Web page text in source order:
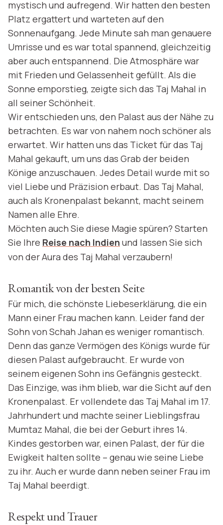
mystisch und aufregend. Wir hatten den besten
Platz ergattert und warteten auf den
Sonnenaufgang. Jede Minute sah man genauere
Umrisse und es war total spannend, gleichzeitig
aber auch entspannend. Die Atmosphäre war
mit Frieden und Gelassenheit gefüllt. Als die
Sonne emporstieg, zeigte sich das Taj Mahal in
all seiner Schönheit.
Wir entschieden uns, den Palast aus der Nähe zu
betrachten. Es war von nahem noch schöner als
erwartet. Wir hatten uns das Ticket für das Taj
Mahal gekauft, um uns das Grab der beiden
Könige anzuschauen. Jedes Detail wurde mit so
viel Liebe und Präzision erbaut. Das Taj Mahal,
auch als Kronenpalast bekannt, macht seinem
Namen alle Ehre.
Möchten auch Sie diese Magie spüren? Starten
Sie Ihre Reise nach Indien und lassen Sie sich
von der Aura des Taj Mahal verzaubern!
Romantik von der besten Seite
Für mich, die schönste Liebeserklärung, die ein
Mann einer Frau machen kann. Leider fand der
Sohn von Schah Jahan es weniger romantisch.
Denn das ganze Vermögen des Königs wurde für
diesen Palast aufgebraucht. Er wurde von
seinem eigenen Sohn ins Gefängnis gesteckt.
Das Einzige, was ihm blieb, war die Sicht auf den
Kronenpalast. Er vollendete das Taj Mahal im 17.
Jahrhundert und machte seiner Lieblingsfrau
Mumtaz Mahal, die bei der Geburt ihres 14.
Kindes gestorben war, einen Palast, der für die
Ewigkeit halten sollte – genau wie seine Liebe
zu ihr. Auch er wurde dann neben seiner Frau im
Taj Mahal beerdigt.
Respekt und Trauer